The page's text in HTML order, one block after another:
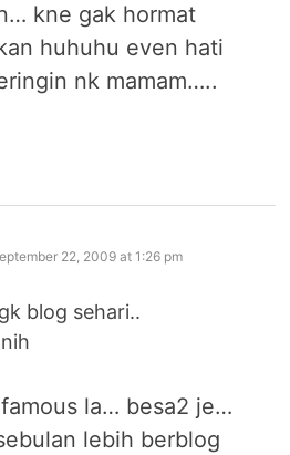
kne gak hormat
huhuhu even hati
nk mamam…..
22, 2009 at 1:26 pm
blog sehari..
la… besa2 je…
lebih berblog